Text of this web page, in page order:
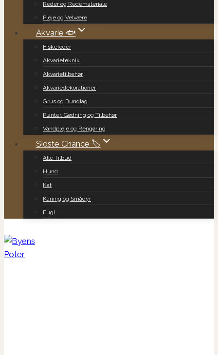
Reder og Redemateriale
Pleje og Velvære
Akvarie 🐟
Fiskefoder
Akvarieteknik
Akvarietilbehør
Akvariedekorationer
Grus og Bundlag
Planter, Gødning og Tilbehør
Vandpleje og Rengøring
Sidste Chance 🏷️
Alle Tilbud
Hund
Kat
Kaning og Smådyr
Fugl